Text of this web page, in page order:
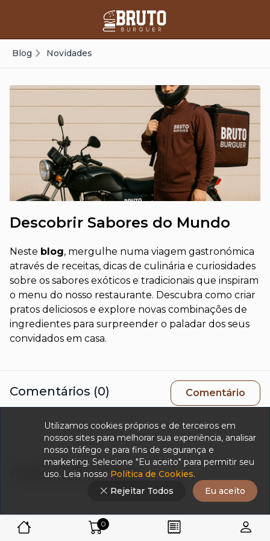
Blog Novidades
Descobrir Sabores do Mundo
Neste blog, mergulhe numa viagem gastronómica
através de receitas, dicas de culinária e curiosidades
sobre os sabores exóticos e tradicionais que inspiram
o menu do nosso restaurante. Descubra como criar
pratos deliciosos e explore novas combinações de
ingredientes para surpreender o paladar dos seus
convidados em casa.
Comentários (0) Comentário
Artigos Relacionados:
0
Utilizamos cookies próprios e de terceiros em
nossos sites para melhorar sua experiência, analisar
nosso tráfego e para fins de segurança e
marketing. Selecione "Eu aceito" para permitir seu
uso. Leia nosso Política de Cookies.
Rejeitar Todos
Eu aceito